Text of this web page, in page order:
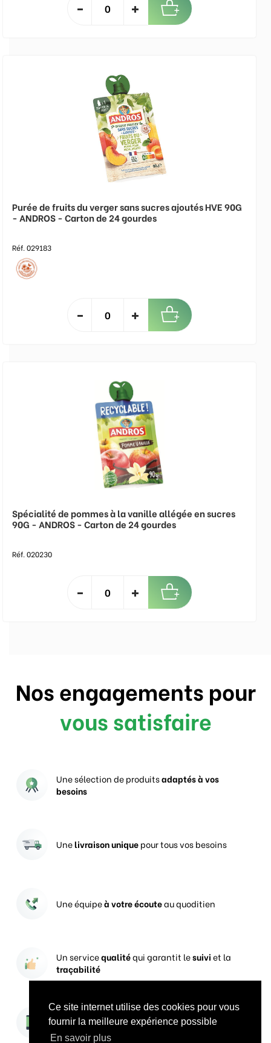
Ce site internet utilise des cookies pour vous
fournir la meilleure expérience possible
En savoir plus
Purée de fruits du verger sans sucres ajoutés HVE 90G
- ANDROS - Carton de 24 gourdes
Réf. 029183
Spécialité de pommes à la vanille allégée en sucres
90G - ANDROS - Carton de 24 gourdes
Réf. 020230
Nos engagements pour
vous satisfaire
Une sélection de produitsadaptés à vos
besoins
Unelivraison uniquepour tous vos besoins
Une équipeà votre écouteau quoditien
Un servicequalitéqui garantit lesuiviet la
traçabilité
Vos prises de commandesouvertes 24h/24